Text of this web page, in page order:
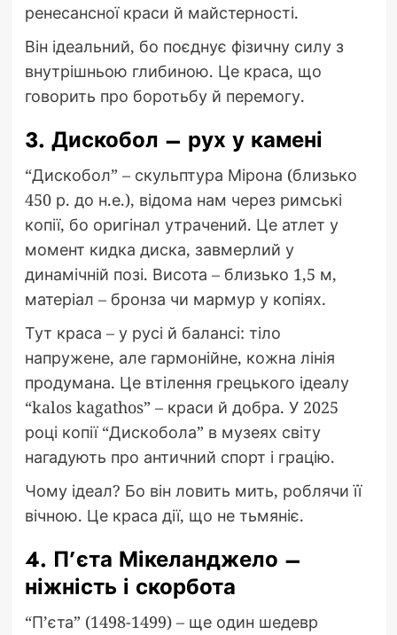
ренесансної краси й майстерності.
Він ідеальний, бо поєднує фізичну силу з
внутрішньою глибиною. Це краса, що
говорить про боротьбу й перемогу.
3. Дискобол – рух у камені
“Дискобол” – скульптура Мірона (близько
450 р. до н.е.), відома нам через римські
копії, бо оригінал утрачений. Це атлет у
момент кидка диска, завмерлий у
динамічній позі. Висота – близько 1,5 м,
матеріал – бронза чи мармур у копіях.
Тут краса – у русі й балансі: тіло
напружене, але гармонійне, кожна лінія
продумана. Це втілення грецького ідеалу
“kalos kagathos” – краси й добра. У 2025
році копії “Дискобола” в музеях світу
нагадують про античний спорт і грацію.
Чому ідеал? Бо він ловить мить, роблячи її
вічною. Це краса дії, що не тьмяніє.
4. П’єта Мікеланджело –
ніжність і скорбота
“П’єта” (1498-1499) – ще один шедевр